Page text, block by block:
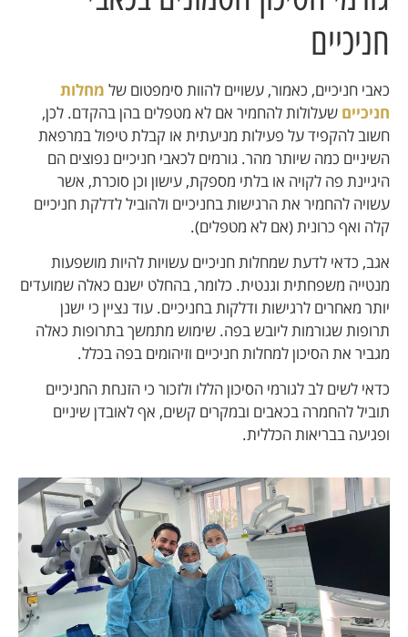
חניכיים
כאבי חניכיים, כאמור, עשויים להוות סימפטום של מחלות
חניכיים שעלולות להחמיר אם לא מטפלים בהן בהקדם. לכן,
חשוב להקפיד על פעילות מניעתית או קבלת טיפול במרפאת
השיניים כמה שיותר מהר. גורמים לכאבי חניכיים נפוצים הם
היגיינת פה לקויה או בלתי מספקת, עישון וכן סוכרת, אשר
עשויה להחמיר את הרגישות בחניכיים ולהוביל לדלקת חניכיים
קלה ואף כרונית (אם לא מטפלים).
אגב, כדאי לדעת שמחלות חניכיים עשויות להיות מושפעות
מנטייה משפחתית וגנטית. כלומר, בהחלט ישנם כאלה שמועדים
יותר מאחרים לרגישות ודלקות בחניכיים. עוד נציין כי ישנן
תרופות שגורמות ליובש בפה. שימוש מתמשך בתרופות כאלה
מגביר את הסיכון למחלות חניכיים וזיהומים בפה בכלל.
כדאי לשים לב לגורמי הסיכון הללו ולזכור כי הזנחת החניכיים
תוביל להחמרה בכאבים ובמקרים קשים, אף לאובדן שיניים
ופגיעה בבריאות הכללית.